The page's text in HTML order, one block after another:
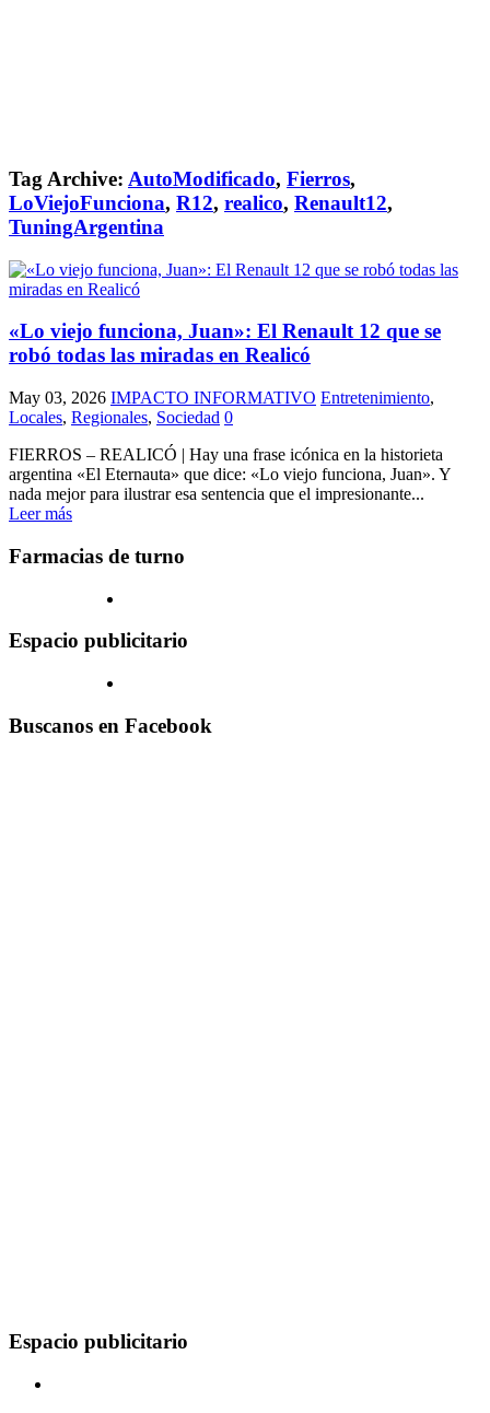
Tag Archive: AutoModificado, Fierros,
LoViejoFunciona, R12, realico, Renault12,
TuningArgentina
«Lo viejo funciona, Juan»: El Renault 12 que se
robó todas las miradas en Realicó
May 03, 2026 IMPACTO INFORMATIVO Entretenimiento,
Locales, Regionales, Sociedad 0
FIERROS – REALICÓ | Hay una frase icónica en la historieta
argentina «El Eternauta» que dice: «Lo viejo funciona, Juan». Y
nada mejor para ilustrar esa sentencia que el impresionante...
Leer más
Farmacias de turno
Espacio publicitario
Buscanos en Facebook
Espacio publicitario